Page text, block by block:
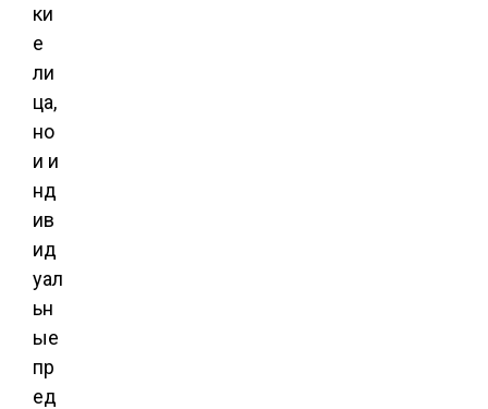
ки
е
ли
ца,
но
и и
нд
ив
ид
уал
ьн
ые
пр
ед